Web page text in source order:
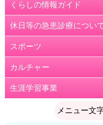
こくほ等特定健康診査が
公金の収納手段が変わり
紙面3面
第51回藤沢市民まつり
障がい福祉サービスの
くらしの情報ガイド
お知らせ
募集
催し
講習・講座
休日等の急患診療につい
スポーツ
カルチャー
生涯学習事業
メニュー文